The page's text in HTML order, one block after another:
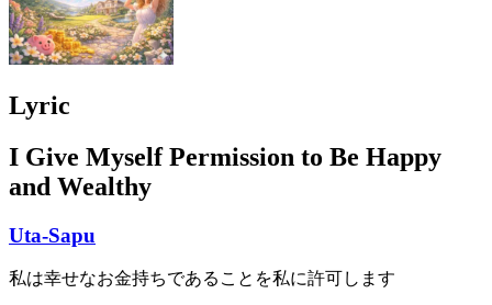
Lyric
I Give Myself Permission to Be Happy
and Wealthy
Uta-Sapu
私は幸せなお金持ちであることを私に許可します